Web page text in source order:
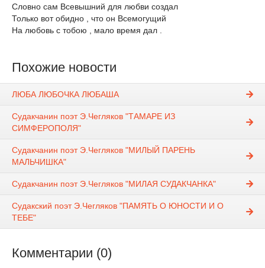
Словно сам Всевышний для любви создал
Только вот обидно , что он Всемогущий
На любовь с тобою , мало время дал .
Похожие новости
ЛЮБА ЛЮБОЧКА ЛЮБАША
Судакчанин поэт Э.Чегляков "ТАМАРЕ ИЗ
СИМФЕРОПОЛЯ"
Судакчанин поэт Э.Чегляков "МИЛЫЙ ПАРЕНЬ
МАЛЬЧИШКА"
Судакчанин поэт Э.Чегляков "МИЛАЯ СУДАКЧАНКА"
Судакский поэт Э.Чегляков "ПАМЯТЬ О ЮНОСТИ И О
ТЕБЕ"
Комментарии (0)